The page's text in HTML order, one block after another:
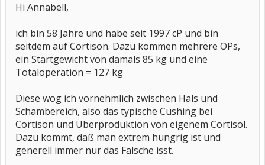
Daher solltest Du soweit es geht, auf folgendes achten:
Öl wie Raps-, Walnuss-, Lein-, Olivenöl
- tgl 2 Handvoll Obst sowie 3 Handvoll Gemüse
- 120 - 168 g Kohlenhydrate tgl oder andersherum 10 - 14
BE
- mind 2 l kalorienfreie Getränke
- 4 x 250 mg Calcium, da der Körper nicht mehr auf ein
Mal aufnehmen kann, meist mache ich es so, dass ich 1
Brausetbl v A**i in eine 1,5 l-Fl mit Wasser auflöse und
diese über den Tag trinke.
Hi Annabell,
ich bin 58 Jahre und habe seit 1997 cP und bin
seitdem auf Cortison. Dazu kommen mehrere OPs,
ein Startgewicht von damals 85 kg und eine
Totaloperation = 127 kg
Diese wog ich vornehmlich zwischen Hals und
Schambereich, also das typische Cushing bei
Cortison und Überproduktion von eigenem Cortisol.
Dazu kommt, daß man extrem hungrig ist und
generell immer nur das Falsche isst.